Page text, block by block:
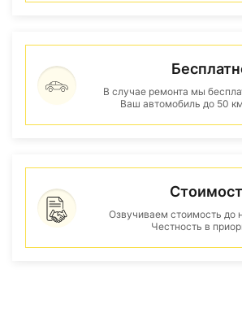
В случае ремонта мы
Ваш автомобиль до 50
Озвучиваем стоимость до
Честность в